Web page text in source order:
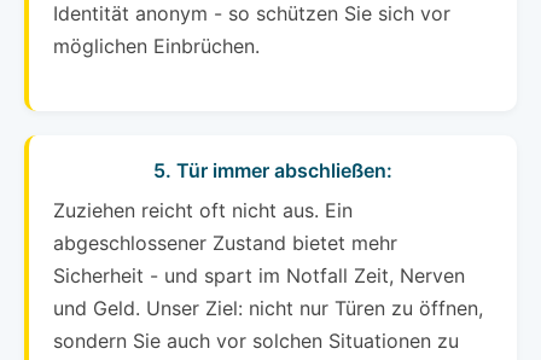
Identität anonym - so schützen Sie sich vor
möglichen Einbrüchen.
5. Tür immer abschließen:
Zuziehen reicht oft nicht aus. Ein
abgeschlossener Zustand bietet mehr
Sicherheit - und spart im Notfall Zeit, Nerven
und Geld. Unser Ziel: nicht nur Türen zu öffnen,
sondern Sie auch vor solchen Situationen zu